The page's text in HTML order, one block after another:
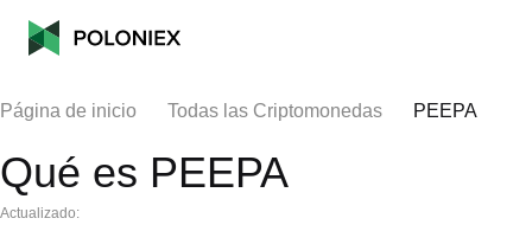
Página de inicio Todas las Criptomonedas PEEPA
Qué es PEEPA
Actualizado: